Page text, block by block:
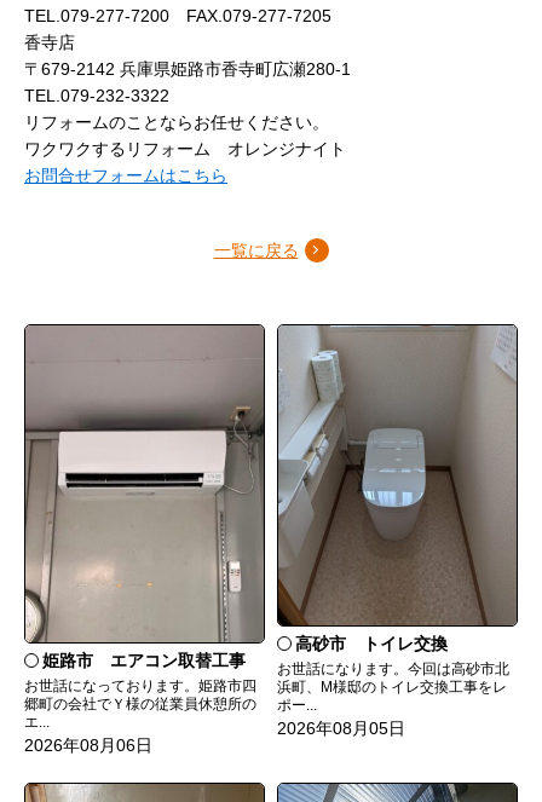
TEL.079-277-7200 FAX.079-277-7205
香寺店
〒679-2142 兵庫県姫路市香寺町広瀬280-1
TEL.079-232-3322
リフォームのことならお任せください。
ワクワクするリフォーム オレンジナイト
お問合せフォームはこちら
一覧に戻る
姫路市 エアコン取替工事
お世話になっております。姫路市四
郷町の会社でＹ様の従業員休憩所の
エ...
2026年08月06日
高砂市 トイレ交換
お世話になります。今回は高砂市北
浜町、M様邸のトイレ交換工事をレ
ポー...
2026年08月05日